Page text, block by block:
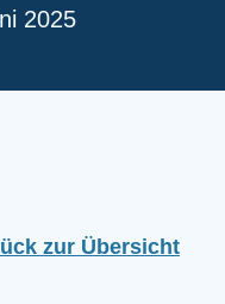
2025
zur Übersicht